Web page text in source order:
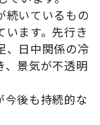
続いているもの
ます。先行き
、日中関係の冷
、景気が不透明
今後も持続的な